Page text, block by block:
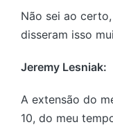
Não sei ao
disseram isso
Jeremy Lesniak:
A extensão do
10, do meu